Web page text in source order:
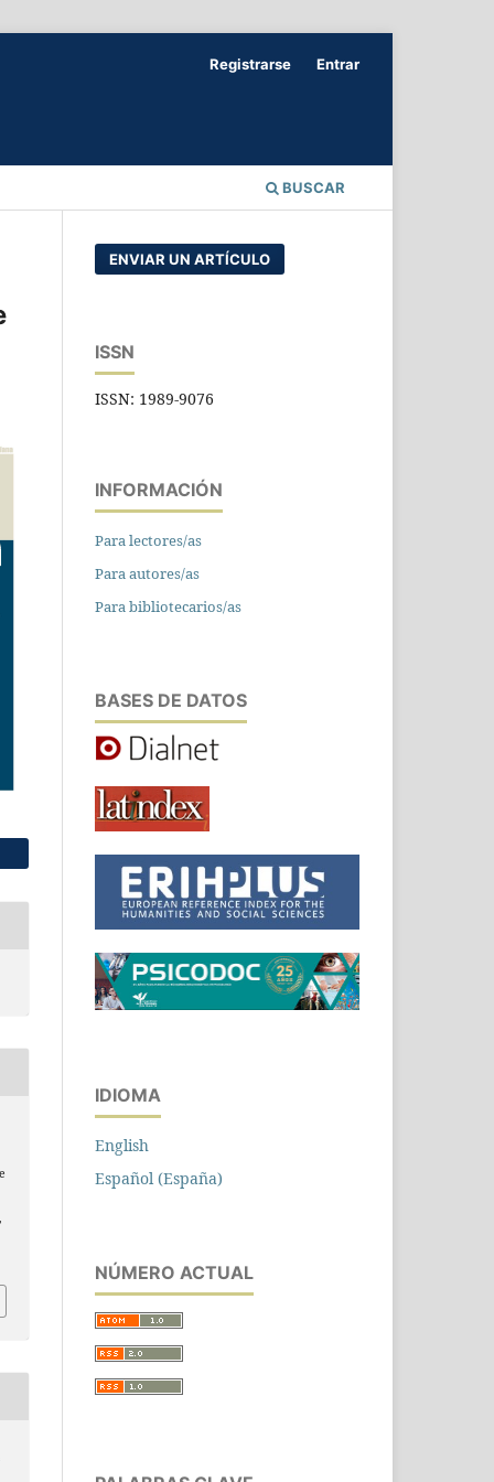
BUSCAR
Registrarse Entrar
,
ENVIAR UN ARTÍCULO
ISSN
ISSN: 1989-9076
INFORMACIÓN
Para lectores/as
Para autores/as
Para bibliotecarios/as
BASES DE DATOS
IDIOMA
English
Español (España)
NÚMERO ACTUAL